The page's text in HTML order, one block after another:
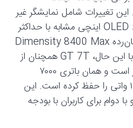
تغییرات شامل نمایشگر غیر
LTPO (اما همچنان یک پنل OLED ۶.۸ اینچی مشابه با حداکثر
روشنایی ۶۰۰۰ نیت)، چیپست میان‌رده Dimensity 8400 Max
و حذف دوربین تله‌فوتو می‌شود. با این حال، GT 7T همچنان از
استاندارد مقاومت IP69 برخوردار است و همان باتری ۷۰۰۰
میلی‌آمپر ساعتی Si/C با شارژ ۱۲۰ واتی را حفظ کرده است. این
دوام برای کاربران با بودجه